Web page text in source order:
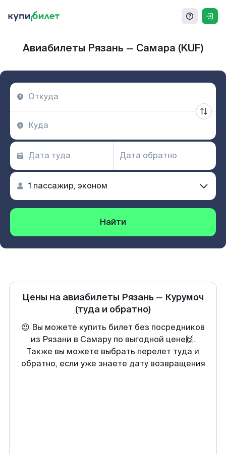
Авиабилеты Рязань — Самара (KUF)
Найти
Цены на авиабилеты Рязань — Курумоч
(туда и обратно)
😍 Вы можете купить билет без посредников
из Рязани в Самару по выгодной цене🙌.
Также вы можете выбрать перелет туда и
обратно, если уже знаете дату возвращения